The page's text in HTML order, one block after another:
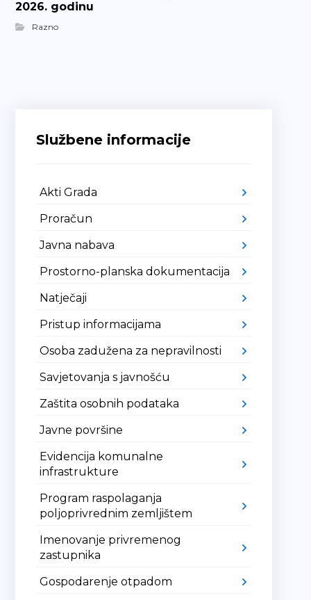
2026. godinu
Razno
Službene informacije
Akti Grada
Proračun
Javna nabava
Prostorno-planska dokumentacija
Natječaji
Pristup informacijama
Osoba zadužena za nepravilnosti
Savjetovanja s javnošću
Zaštita osobnih podataka
Javne površine
Evidencija komunalne
infrastrukture
Program raspolaganja
poljoprivrednim zemljištem
Imenovanje privremenog
zastupnika
Gospodarenje otpadom